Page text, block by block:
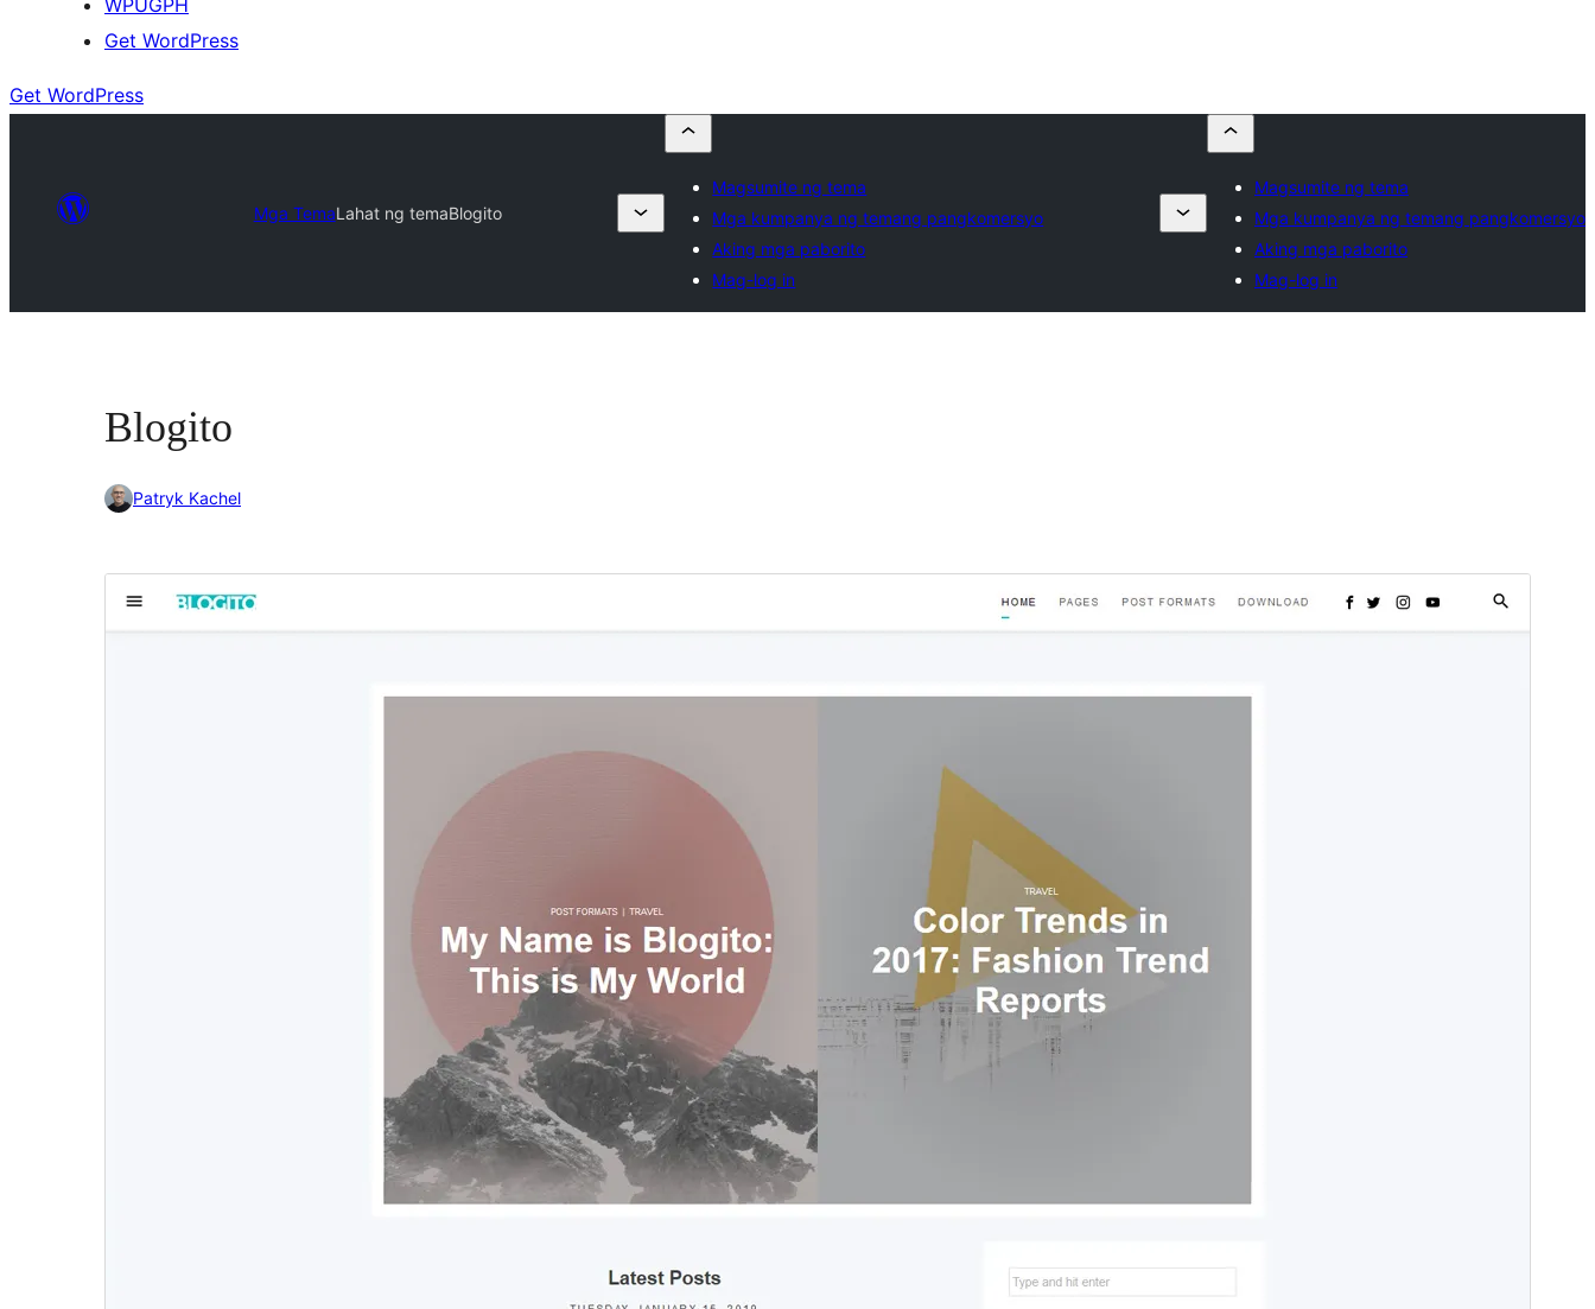
WPUGPH
Get WordPress
Get WordPress
Mga TemaLahat ng temaBlogito
Magsumite ng tema
Mga kumpanya ng temang pangkomersyo
Aking mga paborito
Mag-log in
Magsumite ng tema
Mga kumpanya ng temang pangkomersyo
Aking mga paborito
Mag-log in
Blogito
Patryk Kachel
Mga aktibong pag-install